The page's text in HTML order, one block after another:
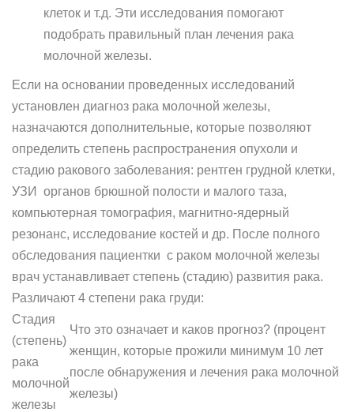
клеток и т.д. Эти исследования помогают
подобрать правильный план лечения рака
молочной железы.
Если на основании проведенных исследований
установлен диагноз рака молочной железы,
назначаются дополнительные, которые позволяют
определить степень распространения опухоли и
стадию ракового заболевания: рентген грудной клетки,
УЗИ органов брюшной полости и малого таза,
компьютерная томография, магнитно-ядерный
резонанс, исследование костей и др. После полного
обследования пациентки с раком молочной железы
врач устанавливает степень (стадию) развития рака.
Различают 4 cтепени рака груди:
Стадия
(степень)
рака
молочной
железы
Что это означает и каков прогноз? (процент
женщин, которые прожили минимум 10 лет
после обнаружения и лечения рака молочной
железы)